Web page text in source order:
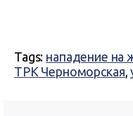
Tags: нападение на
ТРК Черноморская,